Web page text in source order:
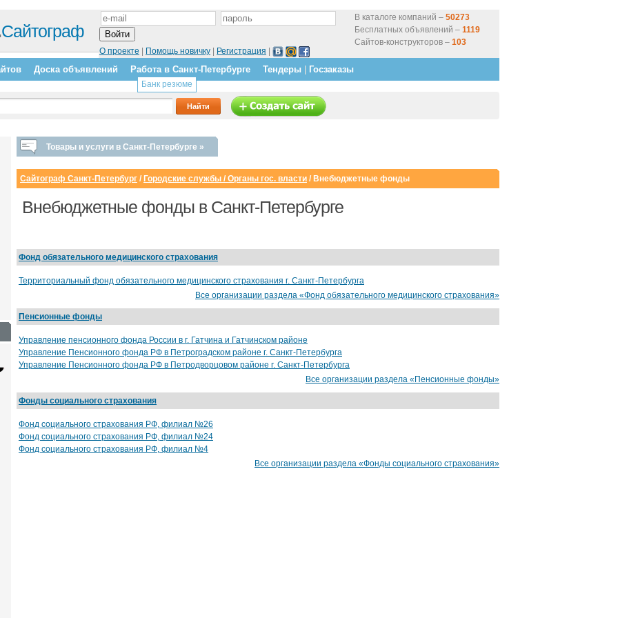
В каталоге компаний – 50273
Бесплатных объявлений – 1119
Сайтов-конструкторов – 103
О проекте
Помощь новичку Регистрация
Сайтограф
Доска объявлений Работа в Санкт-Петербурге
Банк резюме
Тендеры Госзаказы
Товары и услуги в Санкт-Петербурге »
Сайтограф Санкт-Петербург / Городские службы / Органы гос. власти / Внебюджетные фонды
Внебюджетные фонды в Санкт-Петербурге
Фонд обязательного медицинского страхования
Территориальный фонд обязательного медицинского страхования г. Санкт-Петербурга
Все организации раздела «Фонд обязательного медицинского страхования»
Пенсионные фонды
Управление пенсионного фонда России в г. Гатчина и Гатчинском районе
Управление Пенсионного фонда РФ в Петроградском районе г. Санкт-Петербурга
Управление Пенсионного фонда РФ в Петродворцовом районе г. Санкт-Петербурга
Все организации раздела «Пенсионные фонды»
Фонды социального страхования
Фонд социального страхования РФ, филиал №26
Фонд социального страхования РФ, филиал №24
Фонд социального страхования РФ, филиал №4
Все организации раздела «Фонды социального страхования»